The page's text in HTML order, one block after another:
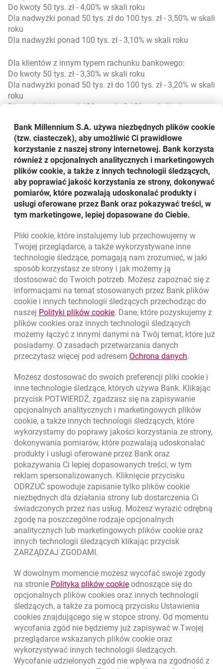
Do kwoty 50 tys. zł - 4,00% w skali roku
Dla nadwyżki ponad 50 tys. zł do 100 tys. zł - 3,50% w skali
roku
Dla nadwyżki ponad 100 tys. zł - 3,10% w skali roku
Dla klientów z innym typem rachunku bankowego:
Do kwoty 50 tys. zł - 3,30% w skali roku
Dla nadwyżki ponad 50 tys. zł do 100 tys. zł - 3,20% w skali
roku
Dla nadwyżki ponad 100 tys. zł - 3,10% w skali roku
Oprocentowanie promocyjne obowiązuje przez cztery
miesiące dla nowych środków. Promocja trwa do 27
września 2014 r. Odsetki kapitalizowane są co miesiąc.
Pieniędzmi ulokowanymi na Koncie Oszczędnościowym
można wygodnie zarządzać z każdego miejsca na świecie
za pośrednictwem systemu bankowości internetowej
Millenet, w Aplikacji Mobilnej czy też tradycyjnie w
oddziale oraz telefoniczne przez TeleMillennium.
Szczegóły oferty dostępne są na stronie
Powrót do listy
Nawigacja dolna
Zadzwoń do nas
801 331 331
(+48) 22 598 40 40
Migam
Znajdź placówkę lub bankomat otwiera się w nowej karcie
Oceń nas otwiera się w nowej karcie
Złóż wniosek przez internet
Skontaktuj się ze Specjalistą
O banku
Odpowiedzialny biznes
Regulacje zewnętrzne
Bank Millennium S.A. używa niezbędnych plików cookie
(tzw. ciasteczek), aby umożliwić Ci prawidłowe
korzystanie z naszej strony internetowej. Bank korzysta
również z opcjonalnych analitycznych i marketingowych
plików cookie, a także z innych technologii śledzących,
aby poprawiać jakość korzystania ze strony, dokonywać
pomiarów, które pozwalają udoskonalać produkty i
usługi oferowane przez Bank oraz pokazywać treści, w
tym marketingowe, lepiej dopasowane do Ciebie.
Pliki cookie, które instalujemy lub przechowujemy w
Twojej przeglądarce, a także wykorzystywane inne
technologie śledzące, pomagają nam zrozumieć, w jaki
sposób korzystasz ze strony i jak możemy ją
dostosować do Twoich potrzeb. Możesz zapoznać się z
informacjami na temat stosowanych przez Bank plików
cookie i innych technologii śledzących przechodząc do
naszej Polityki plików cookielink otwiera się w nowym oknie
. Dane, które pozyskujemy z
plików cookies oraz innych technologii śledzących
możemy łączyć z innymi danymi na Twój temat, które już
posiadamy. O zasadach przetwarzania danych
przeczytasz więcej pod adresem Ochrona danychlink
.
Możesz dostosować do swoich preferencji pliki cookie i
inne technologie śledzące, których używa Bank. Klikając
przycisk POTWIERDŹ, zgadzasz się na zapisywanie
opcjonalnych analitycznych i marketingowych plików
cookie, a także innych technologii śledzących, które
wykorzystamy do poprawy jakości korzystania ze strony,
dokonywania pomiarów, które pozwalają udoskonalać
produkty i usługi oferowane przez Bank oraz
pokazywania Ci lepiej dopasowanych treści, w tym
reklam spersonalizowanych. Kliknięcie przycisku
ODRZUĆ spowoduje zapisanie tylko plików cookie
niezbędnych dla działania strony lub dostarczenia Ci
świadczonych przez nas usług. Możesz wyrazić odrębną
zgodę na poszczególne rodzaje opcjonalnych
analitycznych lub marketingowych plików cookie oraz
innych technologii śledzących klikając przycisk
ZARZĄDZAJ ZGODAMI.
W dowolnym momencie możesz wycofać swoje zgody
na stronie Polityka plików cookielink otwiera się w nowym
odnoszące się do
opcjonalnych plików cookies oraz innych technologii
śledzących, a także za pomocą przycisku Ustawienia
cookies znajdującego się w stopce strony. Od momentu
wycofania zgód nie będziemy już zapisywać w Twojej
przeglądarce wskazanych plików cookie oraz
wykorzystywać innych technologii śledzących.
Wycofanie udzielonych zgód nie wpływa na zgodność z